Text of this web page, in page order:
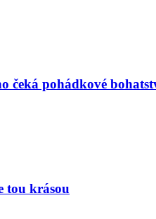
čeká pohádkové
tou krásou